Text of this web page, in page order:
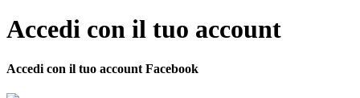
Accedi con il tuo account
Accedi con il tuo account Facebook